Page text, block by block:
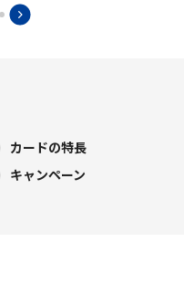
カードの特長
キャンペーン